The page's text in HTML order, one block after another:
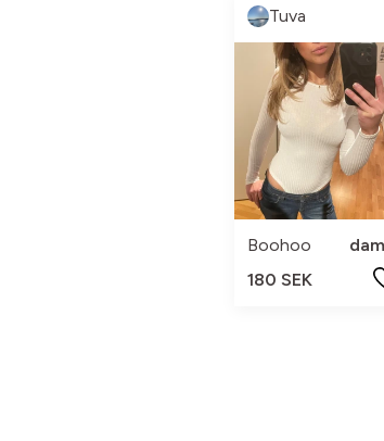
Tuva
Boohoo
180 SEK